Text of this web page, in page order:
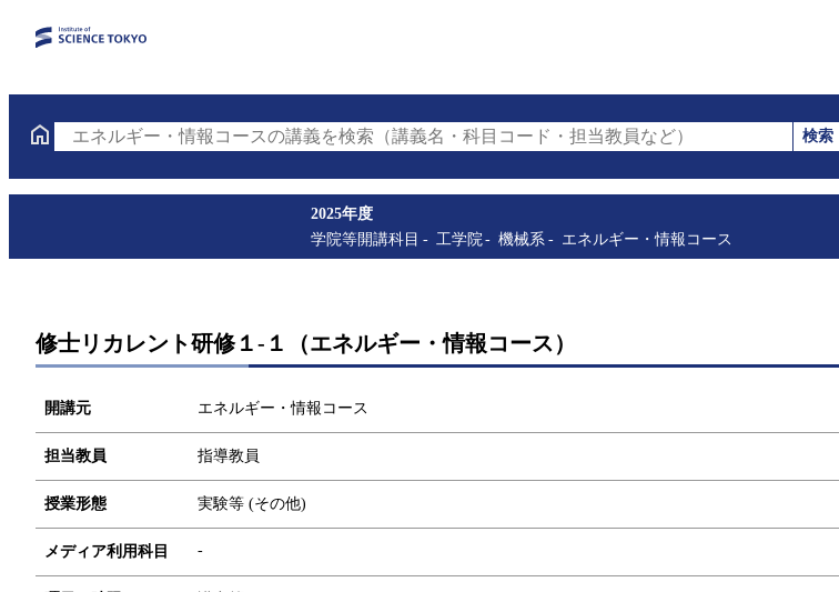
エネルギー・情報コースの講義を検索（講義名・科目コード・担当教員など）
検索
2025年度
学院等開講科目
工学院 機械系 エネルギー・情報コース
修士リカレント研修１-１（エネルギー・情報コース）
開講元 エネルギー・情報コース
担当教員 指導教員
授業形態 実験等 (その他)
メディア利用科目 -